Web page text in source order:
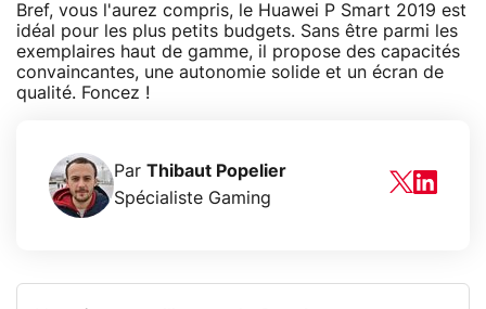
Bref, vous l'aurez compris, le Huawei P Smart 2019 est
idéal pour les plus petits budgets. Sans être parmi les
exemplaires haut de gamme, il propose des capacités
convaincantes, une autonomie solide et un écran de
qualité. Foncez !
Par Thibaut Popelier
Spécialiste Gaming